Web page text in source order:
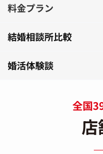
料金プラン
結婚相談所比較
婚活体験談
全国
店